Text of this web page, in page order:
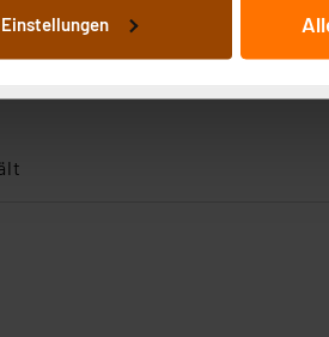
die von Ihnen ausgewählten
Cookies nach Zweck und
können Sie jederzeit unter dem Link
bleibt hiervon unberührt. Ihre
Ihrer Daten in den USA gemäß
Einstellungen